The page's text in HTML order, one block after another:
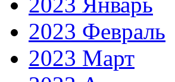
2023 Февраль
2023 Март